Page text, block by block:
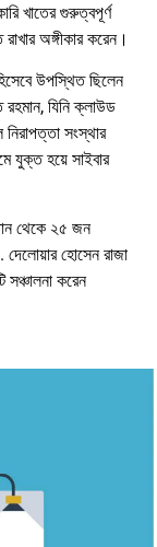
খাতের গুরুত্বপূর্ণ
অঙ্গীকার করেন।
উপস্থিত ছিলেন
রহমান, যিনি ক্লাউড
নিরাপত্তা সংস্থার
যুক্ত হয়ে সাইবার
থেকে ২৫ জন
দেলোয়ার হোসেন রাজা
করেন